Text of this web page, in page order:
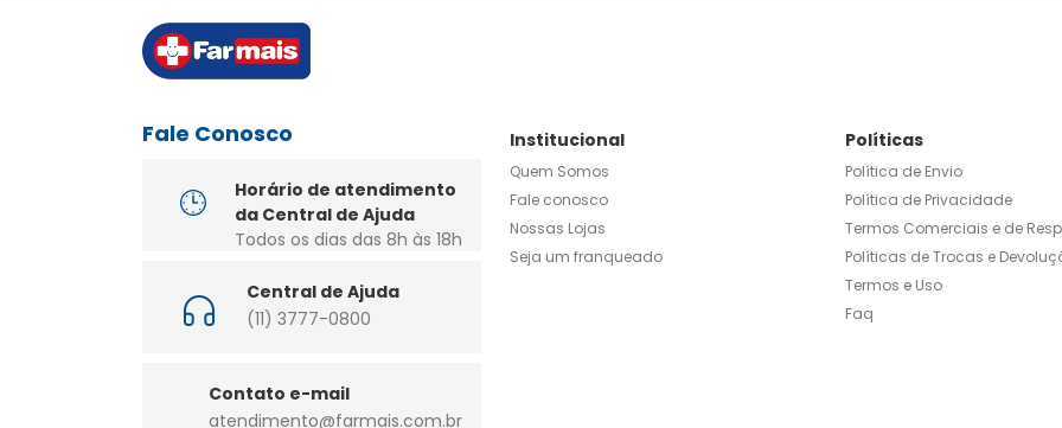
Fale Conosco
Horário de atendimento
da Central de Ajuda
Todos os dias das 8h às 18h
Central de Ajuda
(11) 3777-0800
Contato e-mail
atendimento@farmais.com.br
Institucional
Quem Somos
Fale conosco
Nossas Lojas
Seja um franqueado
Políticas
Política de Envio
Política de Privacidade
Termos Comerciais e de
Políticas de Trocas e
Termos e Uso
Faq